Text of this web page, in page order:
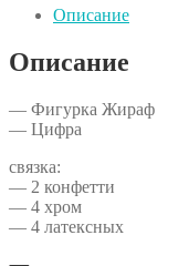
Описание
Описание
— Фигурка Жираф
— Цифра
связка:
— 2 конфетти
— 4 хром
— 4 латексных